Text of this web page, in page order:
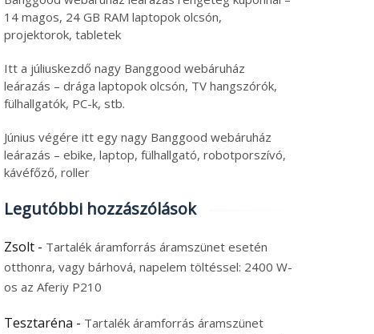
laptop, tartalék
áramforrás, 8580 mAh
Xiaomi
2026. augusztus 5.
5 augusztus 2026
nyolcmagos Ryzen 7 PC
és Android 16 tablet
2026. augusztus 5.
14 magos, 24 GB RAM laptopok olcsón,
projektorok, tabletek
Itt a júliuskezdő nagy Banggood webáruház
leárazás – drága laptopok olcsón, TV hangszórók,
fülhallgatók, PC-k, stb.
Június végére itt egy nagy Banggood webáruház
leárazás – ebike, laptop, fülhallgató, robotporszívó,
kávéfőző, roller
Legutóbbi hozzászólások
Zsolt - Tartalék áramforrás áramszünet esetén
otthonra, vagy bárhová, napelem töltéssel: 2400 W-
os az Aferiy P210
Tesztaréna - Tartalék áramforrás áramszünet